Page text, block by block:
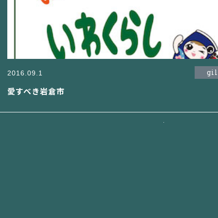
2016.09.1
愛すべき岩倉市